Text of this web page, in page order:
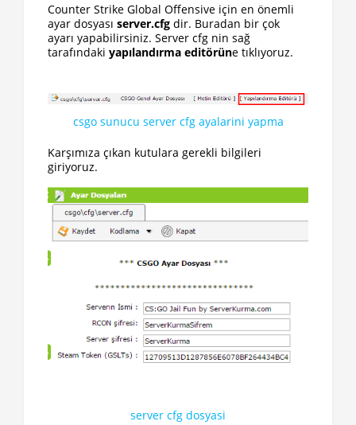
Counter Strike Global Offensive için en önemli
ayar dosyası server.cfg dir. Buradan bir çok
ayarı yapabilirsiniz. Server cfg nin sağ
tarafındaki yapılandırma editörüne tıklıyoruz.
csgo sunucu server cfg ayalarini yapma
Karşımıza çıkan kutulara gerekli bilgileri
giriyoruz.
server cfg dosyasi